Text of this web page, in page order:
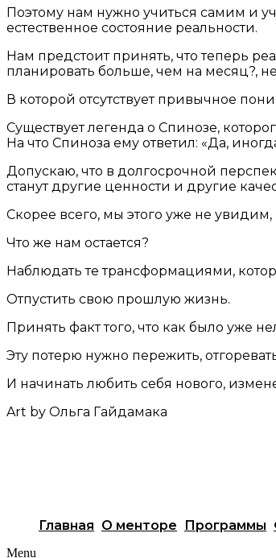
Поэтому нам нужно учиться самим и
естественное состояние реальности.
Нам предстоит принять, что теперь
планировать больше, чем на месяц?,
В которой отсутствует привычное
Существует легенда о Спинозе,
На что Спиноза ему ответил: «Да,
Допускаю, что в долгосрочной
станут другие ценности и другие
Скорее всего, мы этого уже не
Что же нам остается?
Наблюдать те трансформациями,
Отпустить свою прошлую жизнь.
Принять факт того, что как было уже
Эту потерю нужно пережить,
И начинать любить себя нового,
Art by Ольга Гайдамака
Главная О менторе Программы
Menu